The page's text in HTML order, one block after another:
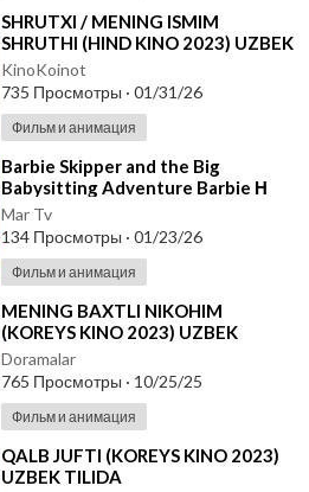
⁣SHRUTXI / MENING ISMIM
SHRUTHI (HIND KINO 2023) UZBEK
TILIDA
KinoKoinot
735 Просмотры · 01/31/26
Фильм и анимация
⁣Barbie Skipper and the Big
Babysitting Adventure Barbie Η
Περιπέτεια της Skipper Babysitter
(2023) τ
Mar Tv
134 Просмотры · 01/23/26
Фильм и анимация
⁣MENING BAXTLI NIKOHIM
(KOREYS KINO 2023) UZBEK
TILIDA
Doramalar
765 Просмотры · 10/25/25
Фильм и анимация
⁣QALB JUFTI (KOREYS KINO 2023)
UZBEK TILIDA